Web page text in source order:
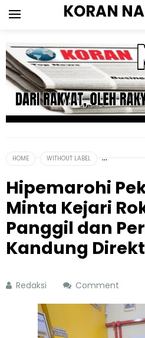
KORAN
HOME WITHOUT LABEL
Hipemarohi
Minta Kejari
Panggil dan
Kandung
Redaksi Comment